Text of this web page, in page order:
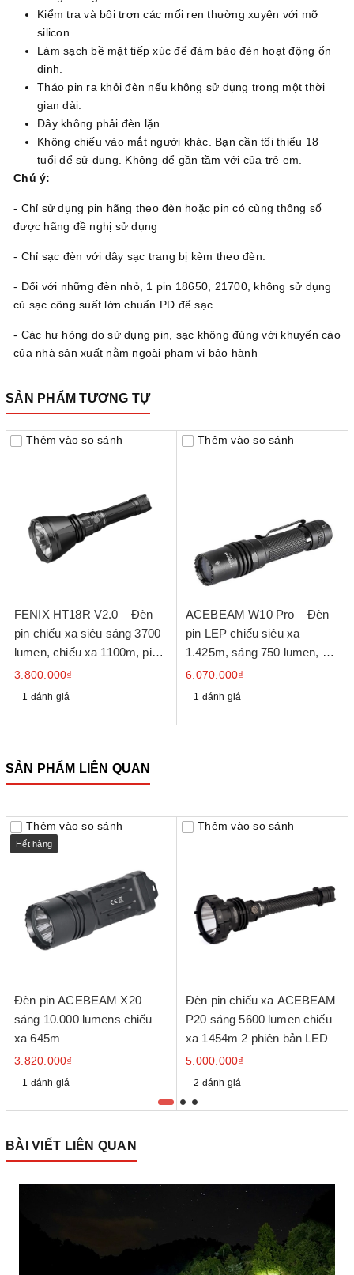
Kiểm tra và bôi trơn các mối ren thường xuyên với mỡ
silicon.
Làm sạch bề mặt tiếp xúc để đảm bảo đèn hoạt động ổn
định.
Tháo pin ra khỏi đèn nếu không sử dụng trong một thời
gian dài.
Đây không phải đèn lặn.
Không chiếu vào mắt người khác. Bạn cần tối thiểu 18
tuổi để sử dụng. Không để gần tầm với của trẻ em.
Chú ý:
- Chỉ sử dụng pin hãng theo đèn hoặc pin có cùng thông số
được hãng đề nghị sử dụng
- Chỉ sạc đèn với dây sạc trang bị kèm theo đèn.
- Đối với những đèn nhỏ, 1 pin 18650, 21700, không sử dụng
củ sạc công suất lớn chuẩn PD để sạc.
- Các hư hỏng do sử dụng pin, sạc không đúng với khuyến cáo
của nhà sản xuất nằm ngoài phạm vi bảo hành
SẢN PHẨM TƯƠNG TỰ
Thêm vào so sánh
FENIX HT18R V2.0 – Đèn
pin chiếu xa siêu sáng 3700
lumen, chiếu xa 1100m, pin
sạc 6000mAh, IP68
3.800.000₫
1 đánh giá
Thêm vào so sánh
ACEBEAM W10 Pro – Đèn
pin LEP chiếu siêu xa
1.425m, sáng 750 lumen, pin
21700 USB-C
6.070.000₫
1 đánh giá
SẢN PHẨM LIÊN QUAN
Thêm vào so sánh
Hết hàng
Đèn pin ACEBEAM X20
sáng 10.000 lumens chiếu
xa 645m
3.820.000₫
1 đánh giá
Thêm vào so sánh
Đèn pin chiếu xa ACEBEAM
P20 sáng 5600 lumen chiếu
xa 1454m 2 phiên bản LED
5.000.000₫
2 đánh giá
BÀI VIẾT LIÊN QUAN